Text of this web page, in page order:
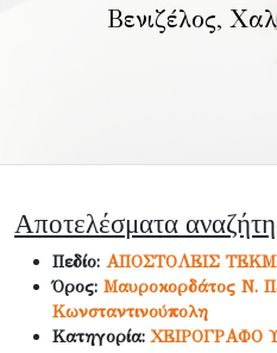
Βενιζέλος,
Αποτελέσματα
Πεδίο: ΑΠΟΣΤΟΛΕΙΣ
Όρος: Μαυροκορδάτος Ν.
Κωνσταντινούπολη
Κατηγορία:ΧΕΙΡΟΓΡΑΦΟ